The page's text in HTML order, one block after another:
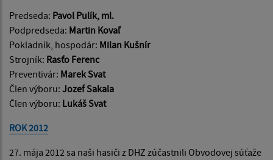
Predseda: Pavol Pulík, ml.
Podpredseda: Martin Kovaľ
Pokladník, hospodár: Milan Kušnír
Strojník: Rasťo Ferenc
Preventivár: Marek Svat
Člen výboru: Jozef Sakala
Člen výboru: Lukáš Svat
ROK 2012
27. mája 2012 sa naši hasiči z DHZ zúčastnili Obvodovej súťaže